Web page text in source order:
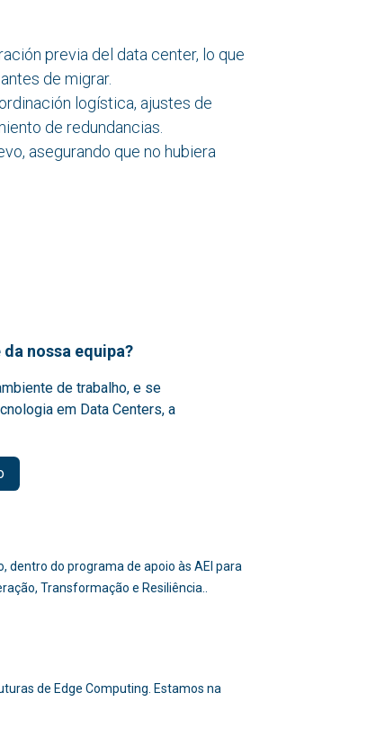
previa del data center, lo que
de migrar.
logística, ajustes de
de redundancias.
asegurando que no hubiera
nossa equipa?
de trabalho, e se
em Data Centers, a
dentro do programa de apoio às AEI para
Transformação e Resiliência..
de Edge Computing. Estamos na